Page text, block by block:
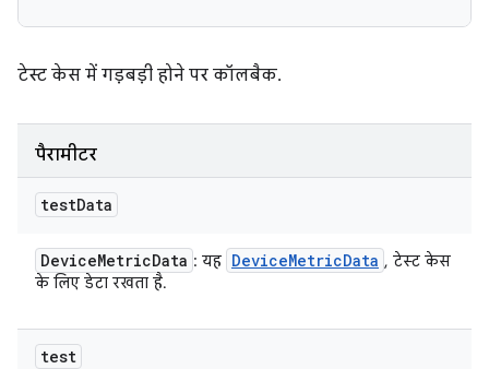
टेस्ट केस में गड़बड़ी होने पर कॉलबैक.
पैरामीटर
testData
DeviceMetricData : यह DeviceMetricData , टेस्ट केस
के लिए डेटा रखता है.
test